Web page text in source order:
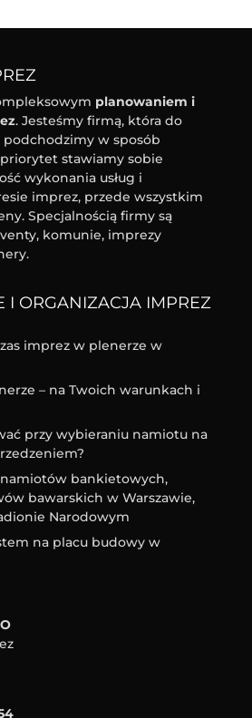
planowaniem i
. Jesteśmy firmą, która do
podchodzimy w sposób
stawiamy sobie
wykonania usług i
imprez, przede wszystkim
Specjalnością firmy są
komunie, imprezy
I ORGANIZACJA IMPREZ
imprez w plenerze w
– na Twoich warunkach i
przy wybieraniu namiotu na
bankietowych,
bawarskich w Warszawie,
Narodowym
na placu budowy w